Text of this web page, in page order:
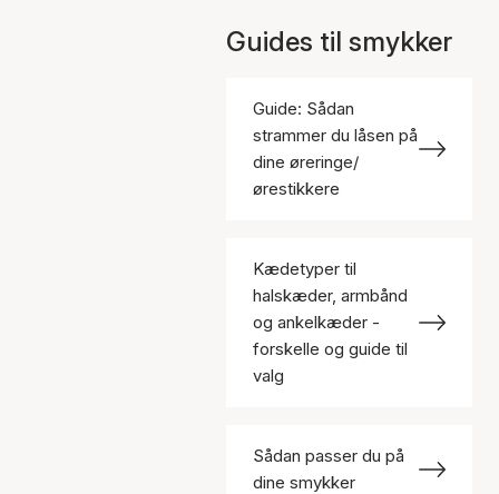
Guides til smykker
Guide: Sådan
strammer du låsen på
dine øreringe/
ørestikkere
Kædetyper til
halskæder, armbånd
og ankelkæder -
forskelle og guide til
valg
Sådan passer du på
dine smykker